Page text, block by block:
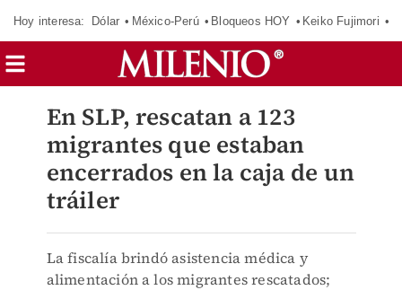
Hoy interesa: Dólar México-Perú Bloqueos HOY Keiko Fujimori
En SLP, rescatan a 123
migrantes que estaban
encerrados en la caja de un
tráiler
La fiscalía brindó asistencia médica y
alimentación a los migrantes rescatados;